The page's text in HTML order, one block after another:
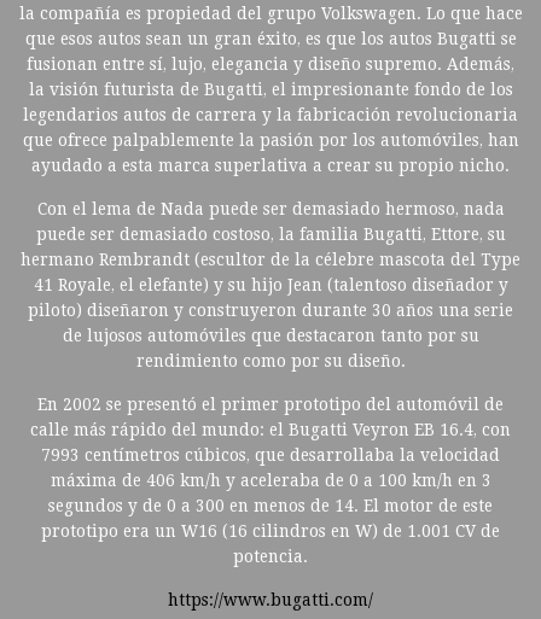
la compañía es propiedad del grupo Volkswagen. Lo que hace
que esos autos sean un gran éxito, es que los autos Bugatti se
fusionan entre sí, lujo, elegancia y diseño supremo. Además,
la visión futurista de Bugatti, el impresionante fondo de los
legendarios autos de carrera y la fabricación revolucionaria
que ofrece palpablemente la pasión por los automóviles, han
ayudado a esta marca superlativa a crear su propio nicho.
Con el lema de Nada puede ser demasiado hermoso, nada
puede ser demasiado costoso, la familia Bugatti, Ettore, su
hermano Rembrandt (escultor de la célebre mascota del Type
41 Royale, el elefante) y su hijo Jean (talentoso diseñador y
piloto) diseñaron y construyeron durante 30 años una serie
de lujosos automóviles que destacaron tanto por su
rendimiento como por su diseño.
En 2002 se presentó el primer prototipo del automóvil de
calle más rápido del mundo: el Bugatti Veyron EB 16.4, con
7993 centímetros cúbicos, que desarrollaba la velocidad
máxima de 406 km/h y aceleraba de 0 a 100 km/h en 3
segundos y de 0 a 300 en menos de 14. El motor de este
prototipo era un W16 (16 cilindros en W) de 1.001 CV de
potencia.
https://www.bugatti.com/